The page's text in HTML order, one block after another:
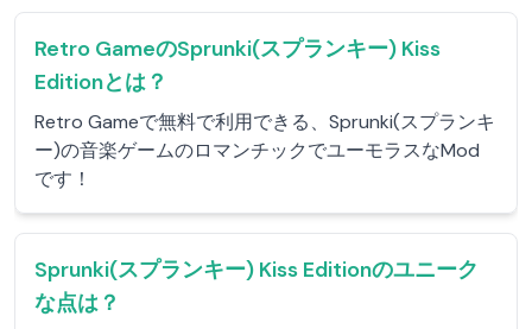
Retro GameのSprunki(スプランキー) Kiss
Editionとは？
Retro Gameで無料で利用できる、Sprunki(スプランキ
ー)の音楽ゲームのロマンチックでユーモラスなMod
です！
Sprunki(スプランキー) Kiss Editionのユニーク
な点は？